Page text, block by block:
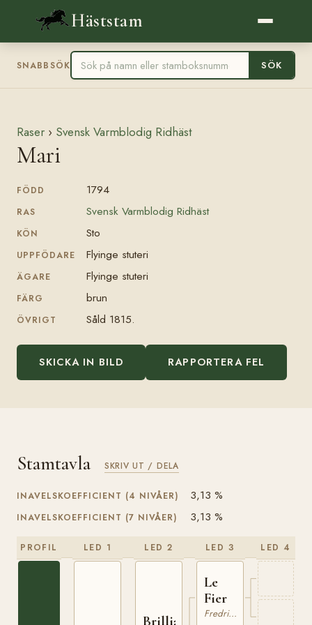
Häststam
SNABBSÖK SÖK
Raser › Svensk Varmblodig Ridhäst
Mari
FÖDD 1794
RAS Svensk Varmblodig Ridhäst
KÖN Sto
UPPFÖDARE Flyinge stuteri
ÄGARE Flyinge stuteri
FÄRG brun
ÖVRIGT Såld 1815.
SKICKA IN BILD RAPPORTERA FEL
Stamtavla SKRIV UT / DELA
INAVELSKOEFFICIENT (4 NIVÅER) 3,13 %
INAVELSKOEFFICIENT (7 NIVÅER) 3,13 %
PROFIL LED 1 LED 2
Brilliant
LED 3
Le
Fier
Fredriksborgare
LED 4